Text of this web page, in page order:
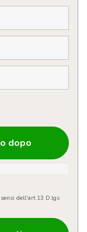
dopo
dell'art.13 D.lgs